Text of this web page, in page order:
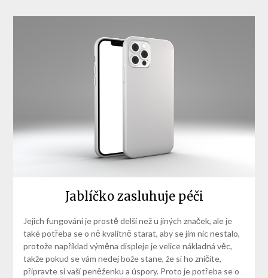
Jablíčko zasluhuje péči
Jejich fungování je prostě delší než u jiných značek, ale je
také potřeba se o ně kvalitně starat, aby se jim nic nestalo,
protože například výměna displeje je velice nákladná věc,
takže pokud se vám nedej bože stane, že si ho zničíte,
připravte si vaší peněženku a úspory. Proto je potřeba se o